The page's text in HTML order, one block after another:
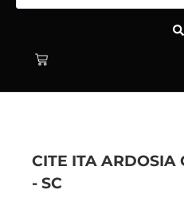
CITE ITA ARDOSIA
- SC